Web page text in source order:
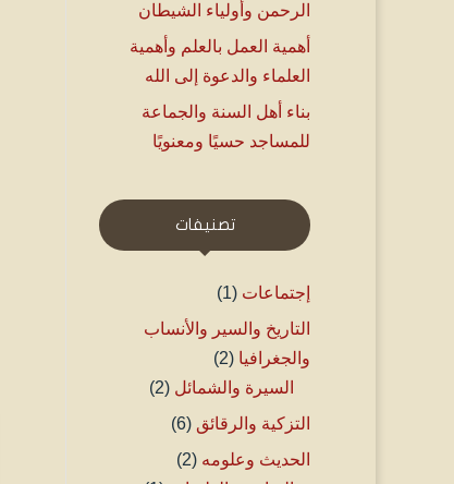
الرحمن وأولياء الشيطان
أهمية العمل بالعلم وأهمية
العلماء والدعوة إلى الله
بناء أهل السنة والجماعة
للمساجد حسيًا ومعنويًا
تصنيفات
إجتماعات (1)
التاريخ والسير والأنساب
والجغرافيا (2)
السيرة والشمائل (2)
التزكية والرقائق (6)
الحديث وعلومه (2)